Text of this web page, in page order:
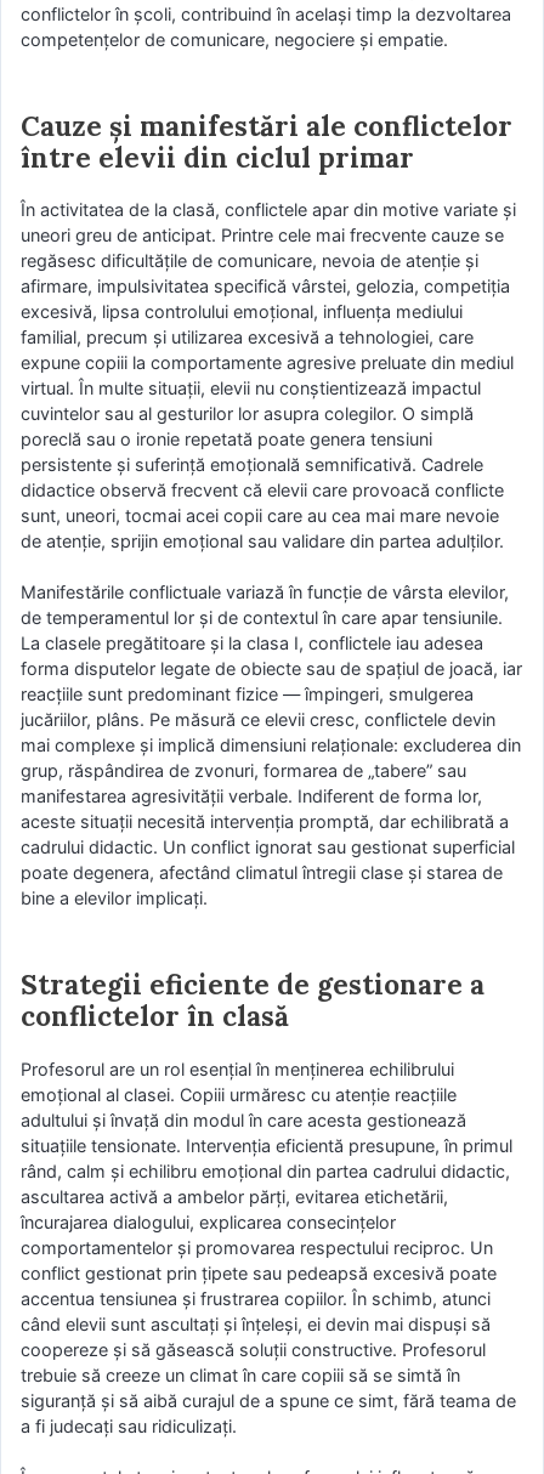
conflictelor în școli, contribuind în același timp la dezvoltarea
competențelor de comunicare, negociere și empatie.
Cauze și manifestări ale conflictelor
între elevii din ciclul primar
În activitatea de la clasă, conflictele apar din motive variate și
uneori greu de anticipat. Printre cele mai frecvente cauze se
regăsesc dificultățile de comunicare, nevoia de atenție și
afirmare, impulsivitatea specifică vârstei, gelozia, competiția
excesivă, lipsa controlului emoțional, influența mediului
familial, precum și utilizarea excesivă a tehnologiei, care
expune copiii la comportamente agresive preluate din mediul
virtual. În multe situații, elevii nu conștientizează impactul
cuvintelor sau al gesturilor lor asupra colegilor. O simplă
poreclă sau o ironie repetată poate genera tensiuni
persistente și suferință emoțională semnificativă. Cadrele
didactice observă frecvent că elevii care provoacă conflicte
sunt, uneori, tocmai acei copii care au cea mai mare nevoie
de atenție, sprijin emoțional sau validare din partea adulților.
Manifestările conflictuale variază în funcție de vârsta elevilor,
de temperamentul lor și de contextul în care apar tensiunile.
La clasele pregătitoare și la clasa I, conflictele iau adesea
forma disputelor legate de obiecte sau de spațiul de joacă, iar
reacțiile sunt predominant fizice — împingeri, smulgerea
jucăriilor, plâns. Pe măsură ce elevii cresc, conflictele devin
mai complexe și implică dimensiuni relaționale: excluderea din
grup, răspândirea de zvonuri, formarea de „tabere” sau
manifestarea agresivității verbale. Indiferent de forma lor,
aceste situații necesită intervenția promptă, dar echilibrată a
cadrului didactic. Un conflict ignorat sau gestionat superficial
poate degenera, afectând climatul întregii clase și starea de
bine a elevilor implicați.
Strategii eficiente de gestionare a
conflictelor în clasă
Profesorul are un rol esențial în menținerea echilibrului
emoțional al clasei. Copiii urmăresc cu atenție reacțiile
adultului și învață din modul în care acesta gestionează
situațiile tensionate. Intervenția eficientă presupune, în primul
rând, calm și echilibru emoțional din partea cadrului didactic,
ascultarea activă a ambelor părți, evitarea etichetării,
încurajarea dialogului, explicarea consecințelor
comportamentelor și promovarea respectului reciproc. Un
conflict gestionat prin țipete sau pedeapsă excesivă poate
accentua tensiunea și frustrarea copiilor. În schimb, atunci
când elevii sunt ascultați și înțeleși, ei devin mai dispuși să
coopereze și să găsească soluții constructive. Profesorul
trebuie să creeze un climat în care copiii să se simtă în
siguranță și să aibă curajul de a spune ce simt, fără teama de
a fi judecați sau ridiculizați.